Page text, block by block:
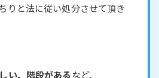
りと法に従い処分させて頂き
い、階段がある など、